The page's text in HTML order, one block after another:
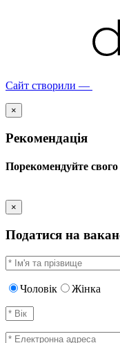
Сайт створили —
×
Рекомендація
Порекомендуйте
×
Податися на
Чоловік Жінка